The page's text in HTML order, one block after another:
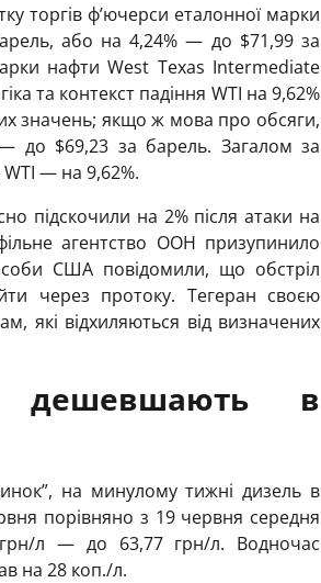
торгів ф’ючерси еталонної марки
або на 4,24% — до $71,99 за
нафти West Texas Intermediate
та контекст падіння WTI на 9,62%
значень; якщо ж мова про обсяги,
до $69,23 за барель. Загалом за
— на 9,62%.
підскочили на 2% після атаки на
агентство ООН призупинило
особи США повідомили, що обстріл
через протоку. Тегеран своєю
які відхиляються від визначених
в
на минулому тижні дизель в
порівняно з 19 червня середня
л — до 63,77 грн/л. Водночас
на 28 коп./л.